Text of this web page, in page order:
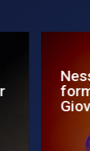
Il
Giove